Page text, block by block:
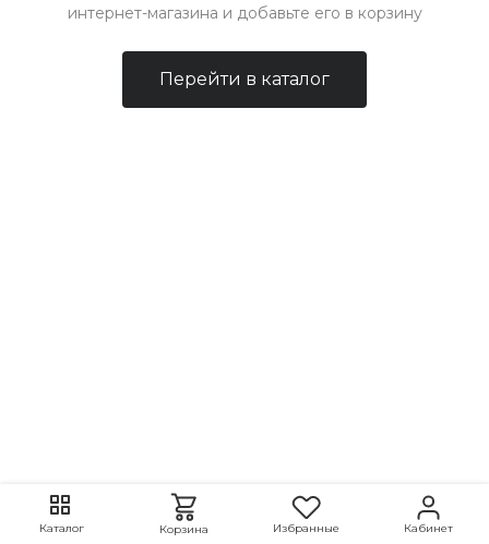
Каталог Корзина Избранные Кабинет
интернет-магазина и добавьте его в корзину
Перейти в каталог